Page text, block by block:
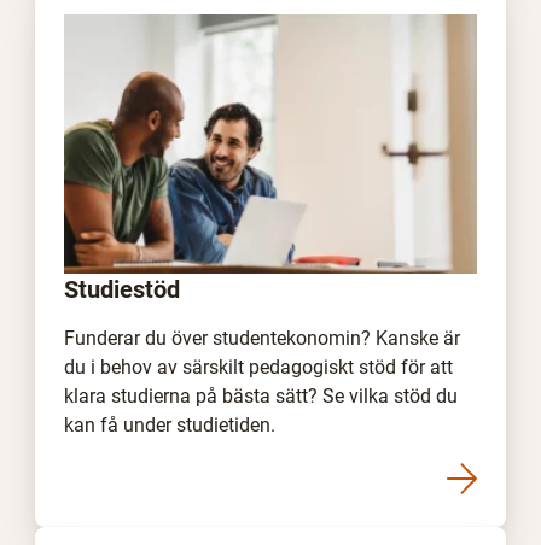
Studiestöd
Funderar du över studentekonomin? Kanske är
du i behov av särskilt pedagogiskt stöd för att
klara studierna på bästa sätt? Se vilka stöd du
kan få under studietiden.